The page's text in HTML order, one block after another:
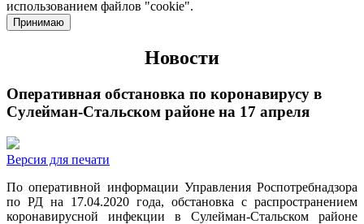
использованием файлов "cookie".
Принимаю
Новости
Оперативная обстановка по коронавирусу в
Сулейман-Стальском районе на 17 апреля
Версия для печати
По оперативной информации Управления Роспотребнадзора
по РД на 17.04.2020 года, обстановка с распространением
коронавирусной инфекции в Сулейман-Стальском районе